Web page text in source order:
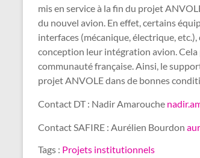
mis en service à la fin du projet
du nouvel avion. En effet, certains
interfaces (mécanique, électrique,
conception leur intégration avion. Cela
communauté française. Ainsi, le
projet ANVOLE dans de bonnes
Contact DT : Nadir Amarouche
Contact SAFIRE : Aurélien Bourdon
Tags : Projets institutionnels